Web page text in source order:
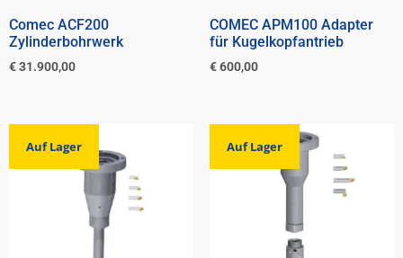
Comec ACF200
Zylinderbohrwerk
€31.900,00
COMEC APM100 Adapter
für Kugelkopfantrieb
€600,00
Auf Lager Auf Lager